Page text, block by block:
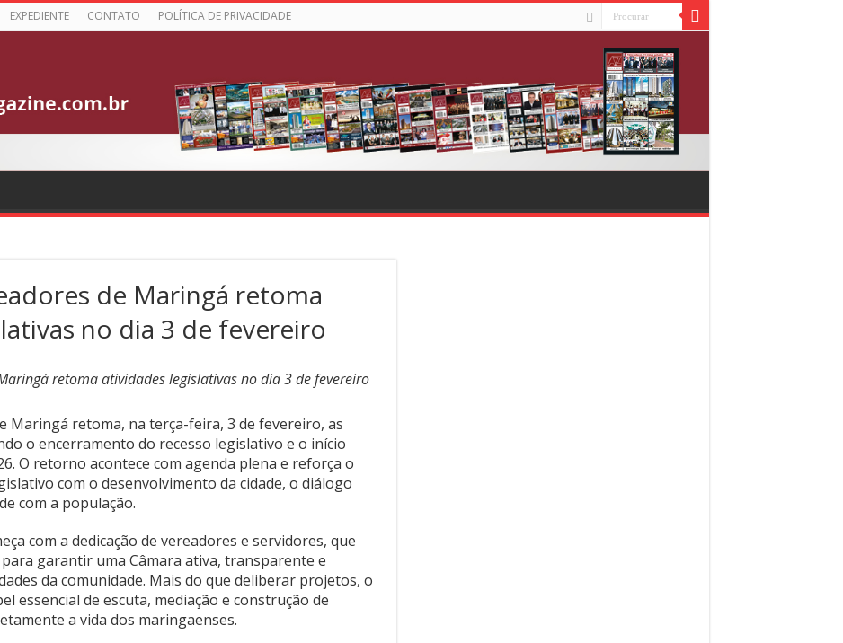
EXPEDIENTE CONTATO POLÍTICA DE PRIVACIDADE
de Maringá retoma
no dia 3 de fevereiro
retoma atividades legislativas no dia 3 de fevereiro
Maringá retoma, na terça-feira, 3 de fevereiro, as
o encerramento do recesso legislativo e o início
O retorno acontece com agenda plena e reforça o
com o desenvolvimento da cidade, o diálogo
com a população.
com a dedicação de vereadores e servidores, que
garantir uma Câmara ativa, transparente e
da comunidade. Mais do que deliberar projetos, o
essencial de escuta, mediação e construção de
a vida dos maringaenses.